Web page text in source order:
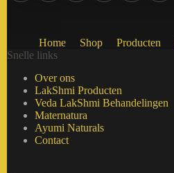
Home Shop Producten
Snelle links
Over ons
LakShmi Producten
Veda LakShmi Behandelingen
Maternatura
Ayumi Naturals
Contact